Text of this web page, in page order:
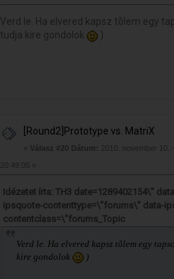
Verd le. Ha elvered kapsz tõlem egy
tudja kire gondolok
)
[Round2]Prototype vs. MatriX
« Válasz #20 Dátum:
2010. november 10. -
20:49:05 »
Idézetet írta: TH3 date=1289402154\"
ipsquote-contenttype=\"forums\" data-
contentclass=\"forums_Topic
Verd le. Ha elvered kapsz tõlem egy
kire gondolok
)